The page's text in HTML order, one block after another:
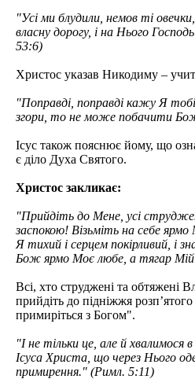
"Усі ми блудили, немов ті
власну дорогу, і на Нього Господь
53:6)
Христос указав Никодиму –
"Поправді, поправді кажу Я
згори, то не може побачити
Ісус також пояснює йому, що
є діло Духа Святого.
Христос закликає:
"Прийдіть до Мене, усі
заспокою! Візьміть на себе
Я тихий і серцем покірливий, і
Бож ярмо Моє любе, а тягар
Всі, хто струджені та обтяжені
прийдіть до підніжжя
примиріться з Богом".
"І не тільки це, але й хвалимося
Ісуса Христа, що через Нього
примирення." (Римл. 5:11)